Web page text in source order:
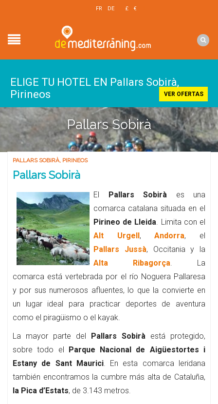
FR DE £ €
ELIGE TU HOTEL EN Pallars Sobirà,
Pirineos
VER OFERTAS
Pallars Sobirà
PALLARS SOBIRÀ, PIRINEOS
Pallars Sobirà
El Pallars Sobirà es una
comarca catalana situada en el
Pirineo de Lleida. Limita con el
Alt Urgell,Andorra, el
Pallars Jussà, Occitania y la
Alta Ribagorça. La
comarca está vertebrada por el río Noguera Pallaresa
y por sus numerosos afluentes, lo que la convierte en
un lugar ideal para practicar deportes de aventura
como el piragüismo o el kayak.
La mayor parte del Pallars Sobirà está protegido,
sobre todo el Parque Nacional de Aigüestortes i
Estany de Sant Maurici. En esta comarca leridana
también encontramos la cumbre más alta de Cataluña,
la Pica d’Estats, de 3.143 metros.